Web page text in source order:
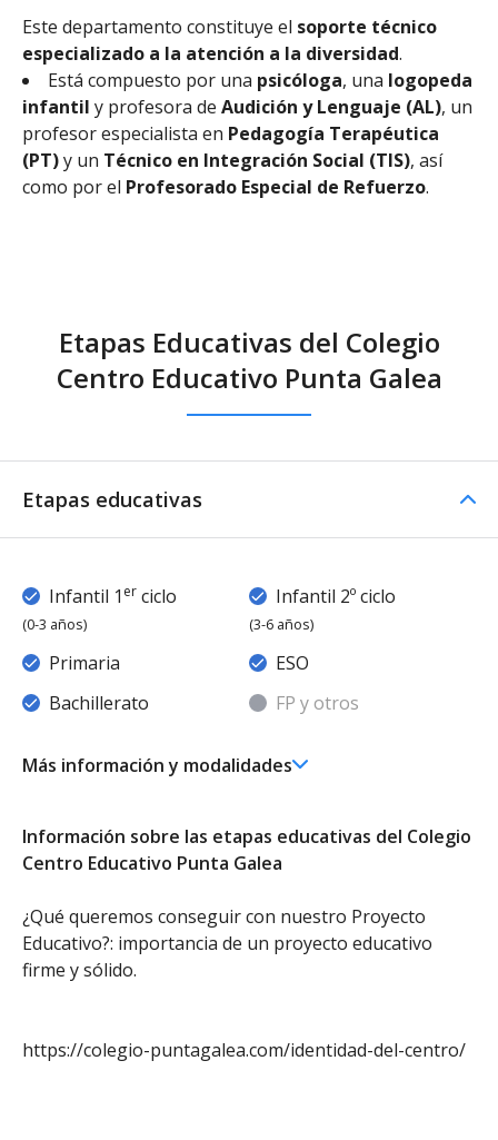
Este departamento constituye el soporte técnico
especializado a la atención a la diversidad.
Está compuesto por una psicóloga, una logopeda
infantil y profesora de Audición y Lenguaje (AL), un
profesor especialista en Pedagogía Terapéutica
(PT)y un Técnico en Integración Social (TIS), así
como por el Profesorado Especial de Refuerzo.
Etapas Educativas del Colegio
Centro Educativo Punta Galea
Etapas educativas
Infantil 1 er ciclo
(0-3 años)
Infantil 2º ciclo
(3-6 años)
Primaria
ESO
Bachillerato
FP y otros
Más información y modalidades
Ed. Infantil 2° ciclo (3-6 años)
Educación Infantil (Segundo Ciclo ) - Diurno (Presencial)
Educación Primaria
Educación Primaria - Diurno (Presencial) - Concertado
Educación Secundaria Obligatoria
Bachillerato
Información sobre las etapas educativas del Colegio
Centro Educativo Punta Galea
¿Qué queremos conseguir con nuestro Proyecto
Educativo?: importancia de un proyecto educativo
firme y sólido.
https://colegio-puntagalea.com/identidad-del-centro/